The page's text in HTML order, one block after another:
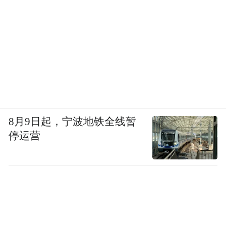
8月9日起，宁波地铁全线暂
停运营